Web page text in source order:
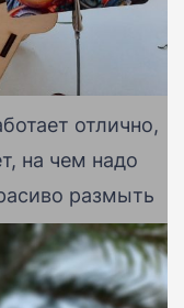
отлично,
на чем надо
размыть